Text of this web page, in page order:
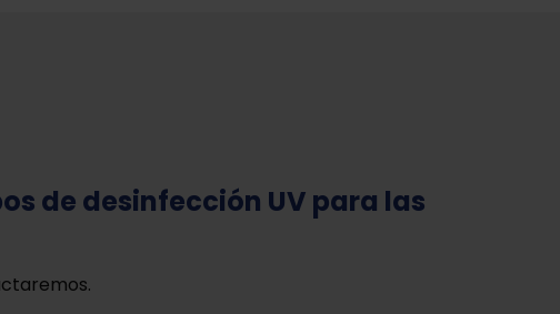
de desinfección UV para las